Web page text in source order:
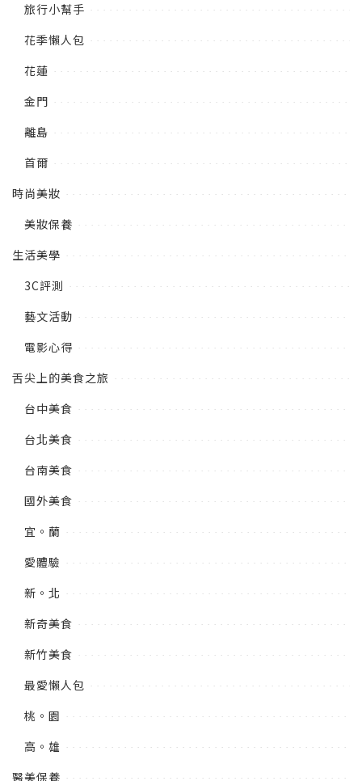
旅行小幫手
花季懶人包
花蓮
金門
離島
首爾
時尚美妝
美妝保養
生活美學
3C評測
藝文活動
電影心得
舌尖上的美食之旅
台中美食
台北美食
台南美食
國外美食
宜。蘭
愛體驗
新。北
新奇美食
新竹美食
最愛懶人包
桃。園
高。雄
醫美保養